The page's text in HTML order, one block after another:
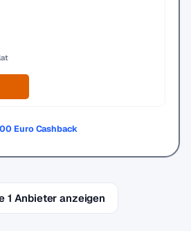
Euro Cashback
1 Anbieter anzeigen